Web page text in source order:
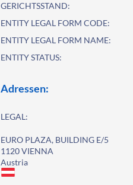
GERICHTSSTAND:
ENTITY LEGAL FORM CODE:
ENTITY LEGAL FORM NAME:
ENTITY STATUS:
Adressen:
LEGAL:
EURO PLAZA, BUILDING E/5
1120 VIENNA
Austria